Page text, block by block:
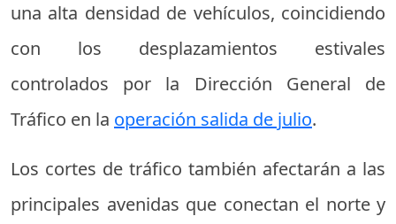
una alta densidad de vehículos, coincidiendo
con los desplazamientos estivales
controlados por la Dirección General de
Tráfico en la operación salida de julio.
Los cortes de tráfico también afectarán a las
principales avenidas que conectan el norte y